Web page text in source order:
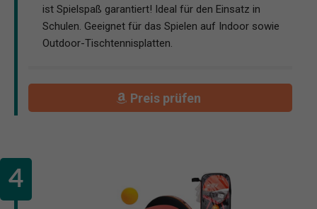
ist Spielspaß garantiert! Ideal für den Einsatz in
Schulen. Geeignet für das Spielen auf Indoor sowie
Outdoor-Tischtennisplatten.
Preis prüfen